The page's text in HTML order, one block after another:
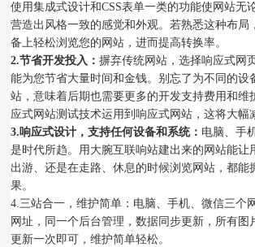
使用集成式设计和CSS表单一类的功能使网站无
营造出风格一致的感觉和外观。若熟悉这种布局
备上轻松浏览您的网站，进而提高转换率。
2.节省开发投入：摒弃传统网站，选择响应式网
能为您节省大量时间和金钱。别忘了为不同的设
站，意味着后期也需要更多的开发支持费用和维
应式网站测试技术运用到响应式网站，这将大幅
3.响应式设计，支持任何设备和系统： 电脑、手
是时代所趋。用大腕互联响站建出来的网站能让
出游、还是在走路、休息的时候浏览网站，都能
果。
4.三站合一，维护简单：电脑、手机、微信三个
网址，同一个后台管理，数据同步更新，所有图
更新一次即可，维护简单轻松。